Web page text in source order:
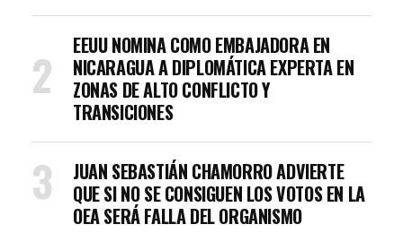
EEUU NOMINA COMO EMBAJADORA EN
NICARAGUA A DIPLOMÁTICA EXPERTA EN
ZONAS DE ALTO CONFLICTO Y
TRANSICIONES
JUAN SEBASTIÁN CHAMORRO ADVIERTE
QUE SI NO SE CONSIGUEN LOS VOTOS EN LA
OEA SERÁ FALLA DEL ORGANISMO